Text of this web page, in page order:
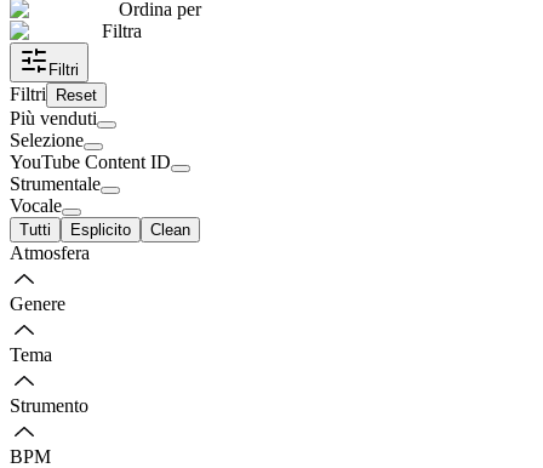
Ordina per
Filtra
Filtri
Filtri Reset
Più venduti
Selezione
YouTube Content ID
Strumentale
Vocale
Tutti Esplicito Clean
Atmosfera
Genere
Tema
Strumento
BPM